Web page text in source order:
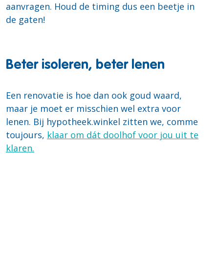
aanvragen. Houd de timing dus een beetje in
de gaten!
Beter isoleren, beter lenen
Een renovatie is hoe dan ook goud waard,
maar je moet er misschien wel extra voor
lenen. Bij hypotheek.winkel zitten we, comme
toujours, klaar om dát doolhof voor jou uit te
klaren.